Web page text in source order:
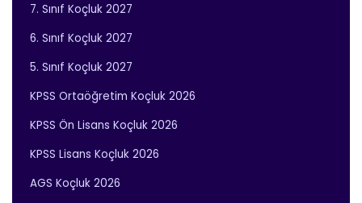
7. Sınıf Koçluk 2027
6. Sınıf Koçluk 2027
5. Sınıf Koçluk 2027
KPSS Ortaöğretim Koçluk 2026
KPSS Ön Lisans Koçluk 2026
KPSS Lisans Koçluk 2026
AGS Koçluk 2026